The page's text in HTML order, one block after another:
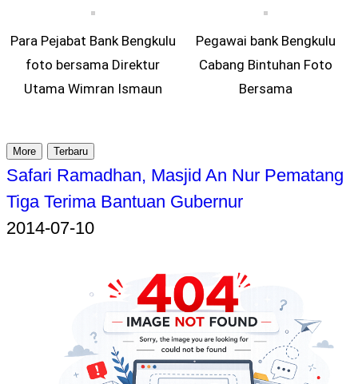
Para Pejabat Bank Bengkulu
foto bersama Direktur
Utama Wimran Ismaun
Pegawai bank Bengkulu
Cabang Bintuhan Foto
Bersama
More Terbaru
Safari Ramadhan, Masjid An Nur Pematang
Tiga Terima Bantuan Gubernur
2014-07-10